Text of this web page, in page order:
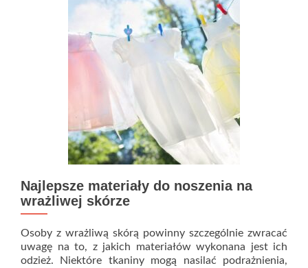
Najlepsze materiały do noszenia na
wrażliwej skórze
Osoby z wrażliwą skórą powinny szczególnie zwracać
uwagę na to, z jakich materiałów wykonana jest ich
odzież. Niektóre tkaniny mogą nasilać podrażnienia,